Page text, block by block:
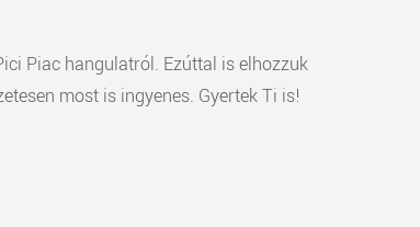
Piac hangulatról. Ezúttal is elhozzuk
most is ingyenes. Gyertek Ti is!